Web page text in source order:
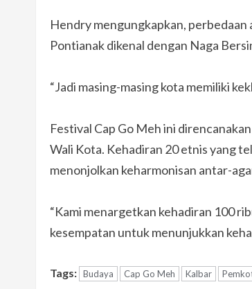
Hendry mengungkapkan, perbedaan
Pontianak dikenal dengan Naga
“Jadi masing-masing kota memiliki
Festival Cap Go Meh ini
Wali Kota. Kehadiran 20 etnis yang
menonjolkan keharmonisan antar-
“Kami menargetkan kehadiran 100
kesempatan untuk menunjukkan
Tags: Budaya Cap Go Meh Kalbar